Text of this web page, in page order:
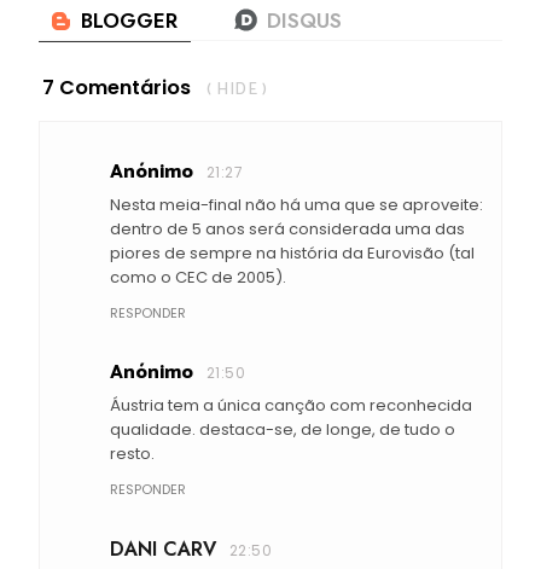
7 Comentários ( HIDE )
Anónimo 21:27
Nesta meia-final não há uma que se aproveite:
dentro de 5 anos será considerada uma das
piores de sempre na história da Eurovisão (tal
como o CEC de 2005).
RESPONDER
Anónimo 21:50
Áustria tem a única canção com reconhecida
qualidade. destaca-se, de longe, de tudo o
resto.
RESPONDER
DANI CARV 22:50